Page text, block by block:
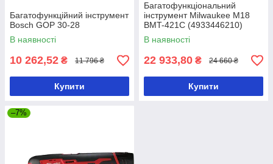
Багатофункційний інструмент
Bosch GOP 30-28
В наявності
10 262,52 ₴ 11 796 ₴
Купити
Багатофункціональний
інструмент Milwaukee M18
BMT-421C (4933446210)
В наявності
22 933,80 ₴ 24 660 ₴
Купити
–7%